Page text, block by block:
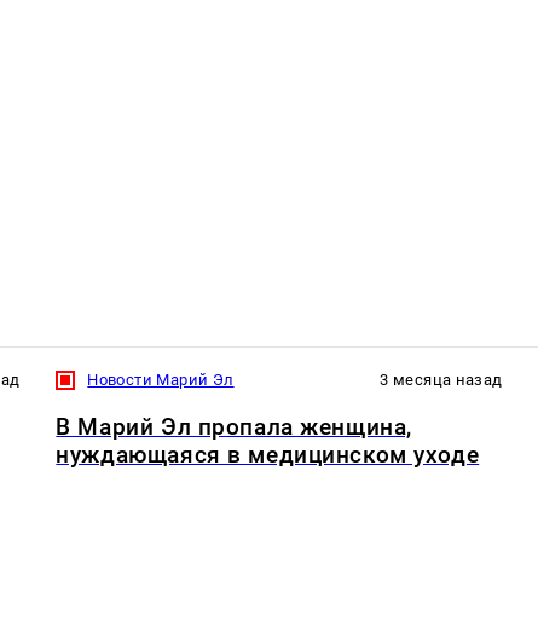
Новости Марий Эл 3 месяца назад
В Марий Эл пропала женщина,
нуждающаяся в медицинском уходе